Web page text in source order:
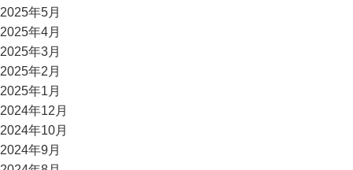
2025年5月
2025年4月
2025年3月
2025年2月
2025年1月
2024年12月
2024年10月
2024年9月